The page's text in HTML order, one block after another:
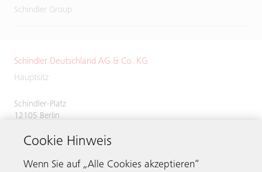
Schindler Group
Schindler Deutschland AG & Co. KG
Hauptsitz
Schindler-Platz
12105 Berlin
Telefax 030 7029 2620
Cookie Hinweis
Wenn Sie auf „Alle Cookies akzeptieren“